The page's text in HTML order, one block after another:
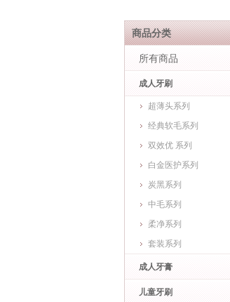
商品分类
所有商品
成人牙刷
超薄头系列
经典软毛系列
双效优 系列
白金医护系列
炭黑系列
中毛系列
柔净系列
套装系列
成人牙膏
儿童牙刷